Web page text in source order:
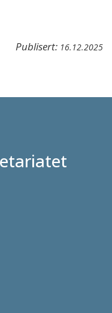
Publisert: 16.12.2025